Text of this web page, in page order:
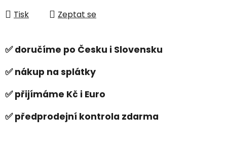
Tisk Zeptat se
✅ doručíme po Česku i Slovensku
✅ nákup na splátky
✅ přijímáme Kč i Euro
✅ předprodejní kontrola zdarma